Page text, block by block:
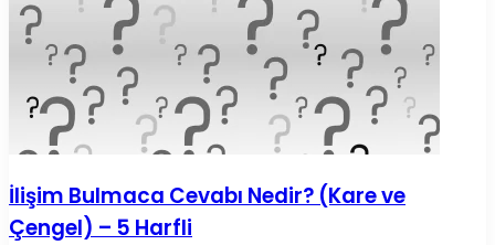
İlişim Bulmaca Cevabı Nedir? (Kare ve
Çengel) – 5 Harfli